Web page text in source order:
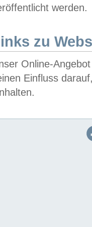
werden.
zu
Online-
Einfluss